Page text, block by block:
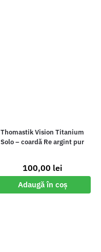
Thomastik Vision Titanium
Solo – coardă Re argint pur
100,00 lei
Adaugă în coș